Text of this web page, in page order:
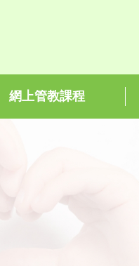
網上管教課程